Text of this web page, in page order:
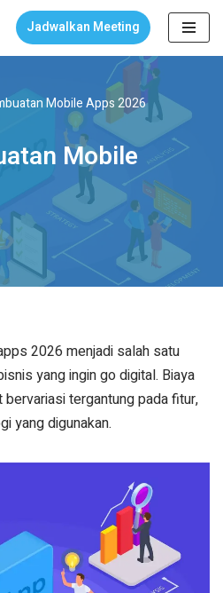
Jadwalkan Meeting
Mobile Apps 2026
Mobile
2026 menjadi salah satu
yang ingin go digital. Biaya
tergantung pada fitur,
yang digunakan.